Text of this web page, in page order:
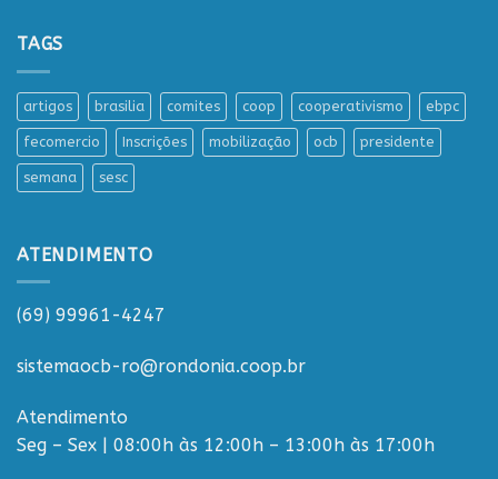
TAGS
artigos brasilia comites coop cooperativismo ebpc
fecomercio Inscrições mobilização ocb presidente
semana sesc
ATENDIMENTO
(69) 99961-4247
sistemaocb-ro@rondonia.coop.br
Atendimento
Seg – Sex | 08:00h às 12:00h – 13:00h às 17:00h